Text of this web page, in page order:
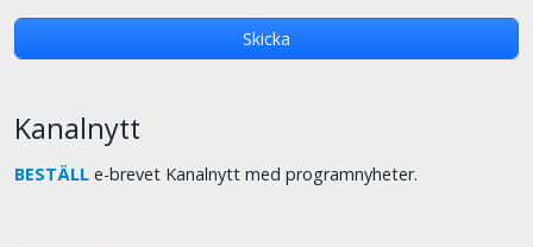
Kanalnytt
BESTÄLL e-brevet Kanalnytt med programnyheter.